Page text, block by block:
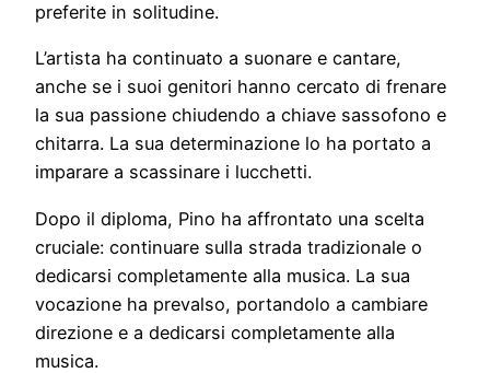
preferite in solitudine.
L’artista ha continuato a suonare e cantare,
anche se i suoi genitori hanno cercato di frenare
la sua passione chiudendo a chiave sassofono e
chitarra. La sua determinazione lo ha portato a
imparare a scassinare i lucchetti.
Dopo il diploma, Pino ha affrontato una scelta
cruciale: continuare sulla strada tradizionale o
dedicarsi completamente alla musica. La sua
vocazione ha prevalso, portandolo a cambiare
direzione e a dedicarsi completamente alla
musica.